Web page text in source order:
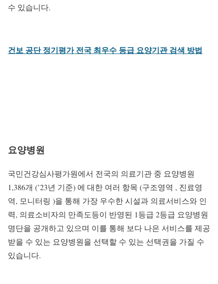
수 있습니다.
건보 공단 정기평가 전국 최우수 등급 요양기관 검색 방법
요양병원
국민건강심사평가원에서 전국의 의료기관 중 요양병원
1,386개 (’23년 기준) 에 대한 여러 항목 (구조영역 , 진료영
역, 모니터링 )을 통해 가장 우수한 시설과 의료서비스와 인
력, 의료소비자의 만족도등이 반영된 1등급 2등급 요양병원
명단을 공개하고 있으며 이를 통해 보다 나은 서비스를 제공
받을 수 있는 요양병원을 선택할 수 있는 선택권을 가질 수
있습니다.